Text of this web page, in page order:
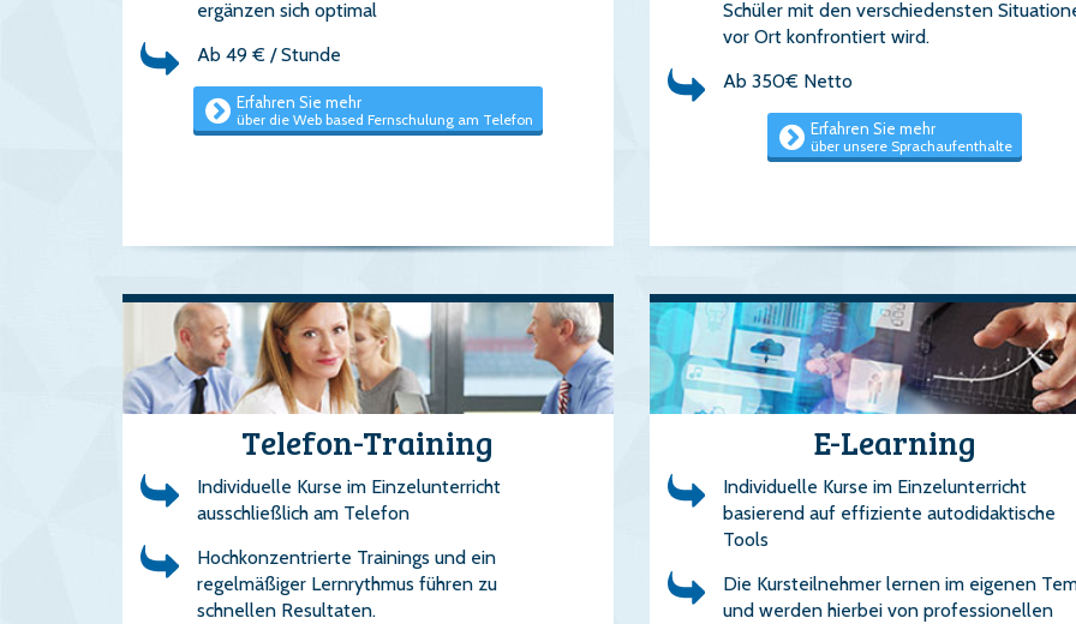
ergänzen sich optimal
Ab 49 € / Stunde
Erfahren Sie mehr
über die Web based Fernschulung am Telefon
Schüler mit den verschiedensten
vor Ort konfrontiert wird.
Ab 350€ Netto
Erfahren Sie mehr
über unsere Sprachaufenthalte
Telefon-Training
Individuelle Kurse im Einzelunterricht
ausschließlich am Telefon
Hochkonzentrierte Trainings und ein
regelmäßiger Lernrythmus führen zu
schnellen Resultaten.
E-Learning
Individuelle Kurse im Einzelunterricht
basierend auf effiziente autodidaktische
Tools
Die Kursteilnehmer lernen im eigenen
und werden hierbei von professionellen